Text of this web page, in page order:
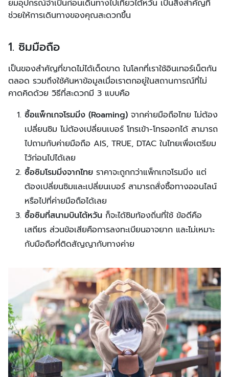
ยมอุปกรณ์จำเป็นก่อนเดินทางไปเที่ยวไต้หวัน เป็นสิ่งสำคัญที่
ช่วยให้การเดินทางของคุณสะดวกขึ้น
1. ซิมมือถือ
เป็นของสำคัญที่ขาดไม่ได้เด็ดขาด ในโลกที่เราใช้อินเทอร์เน็ตกัน
ตลอด รวมถึงใช้ค้นหาข้อมูลเมื่อเราตกอยู่ในสถานการณ์ที่ไม่
คาดคิดด้วย วิธีที่สะดวกมี 3 แบบคือ
ซื้อแพ็กเกจโรมมิ่ง (Roaming) จากค่ายมือถือไทย ไม่ต้อง
เปลี่ยนซิม ไม่ต้องเปลี่ยนเบอร์ โทรเข้า-โทรออกได้ สามารถ
ไปถามกับค่ายมือถือ AIS, TRUE, DTAC ในไทยเพื่อเตรียม
ไว้ก่อนไปได้เลย
ซื้อซิมโรมมิ่งจากไทย ราคาจะถูกกว่าแพ็กเกจโรมมิ่ง แต่
ต้องเปลี่ยนซิมและเปลี่ยนเบอร์ สามารถสั่งซื้อทางออนไลน์
หรือไปที่ค่ายมือถือได้เลย
ซื้อซิมที่สนามบินไต้หวัน ก็จะได้ซิมท้องถิ่นที่ใช้ ข้อดีคือ
เสถียร ส่วนข้อเสียคือการลงทะเบียนอาจยาก และไม่เหมาะ
กับมือถือที่ติดสัญญากับทางค่าย